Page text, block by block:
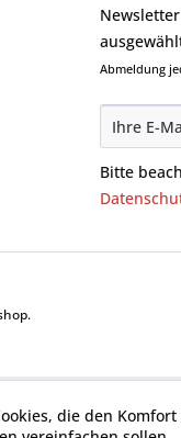
Abmeldung
Bitte
die den Komfort